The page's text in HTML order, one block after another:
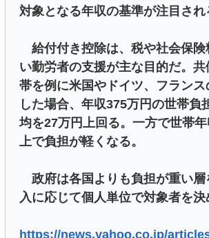
対象となる年収の基準が注目され
給付付き控除は、税や社会保険
い勤労者の支援が主な目的だ。
帯を例に米国やドイツ、フラン
した場合、年収375万円の世帯負
均を27万円上回る。一方で世帯
上で負担が軽くなる。
政府は各国よりも負担が重い層
入に応じて個人単位で対象者を決
https://news.yahoo.co.jp/